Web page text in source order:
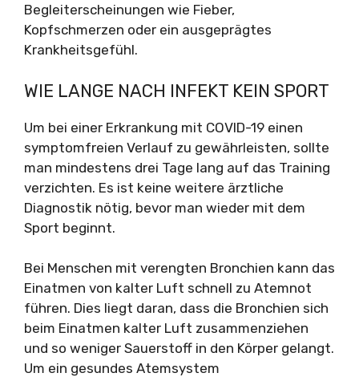
Begleiterscheinungen wie Fieber,
Kopfschmerzen oder ein ausgeprägtes
Krankheitsgefühl.
WIE LANGE NACH INFEKT KEIN SPORT
Um bei einer Erkrankung mit COVID-19 einen
symptomfreien Verlauf zu gewährleisten, sollte
man mindestens drei Tage lang auf das Training
verzichten. Es ist keine weitere ärztliche
Diagnostik nötig, bevor man wieder mit dem
Sport beginnt.
Bei Menschen mit verengten Bronchien kann das
Einatmen von kalter Luft schnell zu Atemnot
führen. Dies liegt daran, dass die Bronchien sich
beim Einatmen kalter Luft zusammenziehen
und so weniger Sauerstoff in den Körper gelangt.
Um ein gesundes Atemsystem